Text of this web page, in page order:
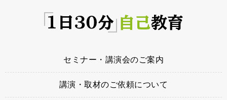
セミナー・講演会のご案内
講演・取材のご依頼について